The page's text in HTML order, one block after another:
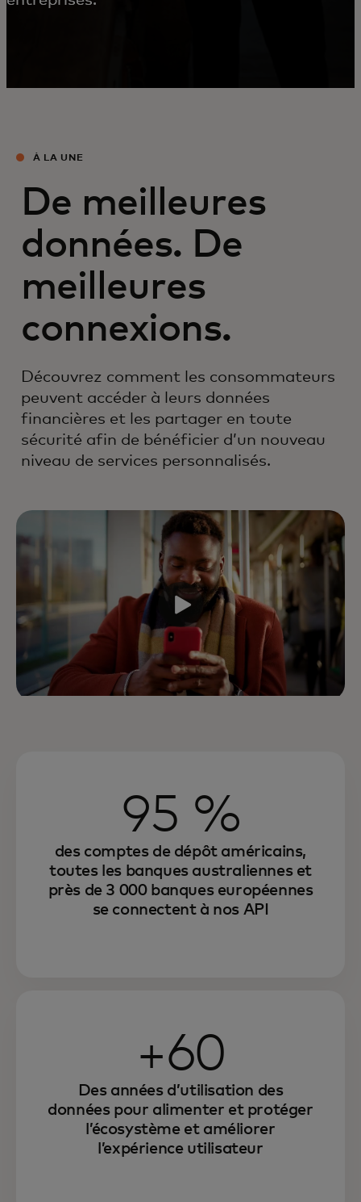
À LA UNE
De meilleures
données. De
meilleures
connexions.
Découvrez comment les consommateurs
peuvent accéder à leurs données
financières et les partager en toute
sécurité afin de bénéficier d’un nouveau
niveau de services personnalisés.
95 %
des comptes de dépôt américains,
toutes les banques australiennes et
près de 3 000 banques européennes
se connectent à nos API
+60
Des années d’utilisation des
données pour alimenter et protéger
l’écosystème et améliorer
l’expérience utilisateur